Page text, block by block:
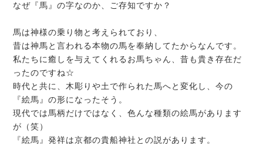
なぜ『馬』の字なのか、ご存知ですか？
馬は神様の乗り物と考えられており、
昔は神馬と言われる本物の馬を奉納してたからなんです。
私たちに癒しを与えてくれるお馬ちゃん、昔も貴き存在だ
ったのですね☆
時代と共に、木彫りや土で作られた馬へと変化し、今の
『絵馬』の形になったそう。
現代では馬柄だけではなく、色んな種類の絵馬があります
が（笑）
『絵馬』発祥は京都の貴船神社との説があります。